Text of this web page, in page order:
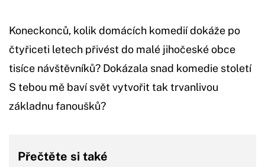
Koneckonců, kolik domácích komedií dokáže po
čtyřiceti letech přivést do malé jihočeské obce
tisíce návštěvníků? Dokázala snad komedie století
S tebou mě baví svět vytvořit tak trvanlivou
základnu fanoušků?
Přečtěte si také